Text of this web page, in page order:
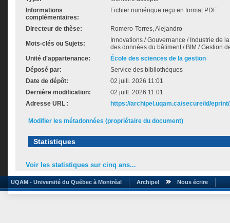
Informations
complémentaires:
Fichier numérique reçu en format PDF.
Directeur de thèse: Romero-Torres, Alejandro
Mots-clés ou Sujets:
Innovations / Gouvernance / Industrie de
des données du bâtiment / BIM / Gestion
Unité d'appartenance:
École des sciences de la gestion
Déposé par:
Service des bibliothèques
Date de dépôt:
02 juill. 2026 11:01
Dernière modification:
02 juill. 2026 11:01
Adresse URL :
https://archipel.uqam.ca/secure/id/
Modifier les métadonnées (propriétaire du document)
Statistiques
Voir les statistiques sur cinq ans...
UQAM - Université du Québec à Montréal Archipel Nous écrire